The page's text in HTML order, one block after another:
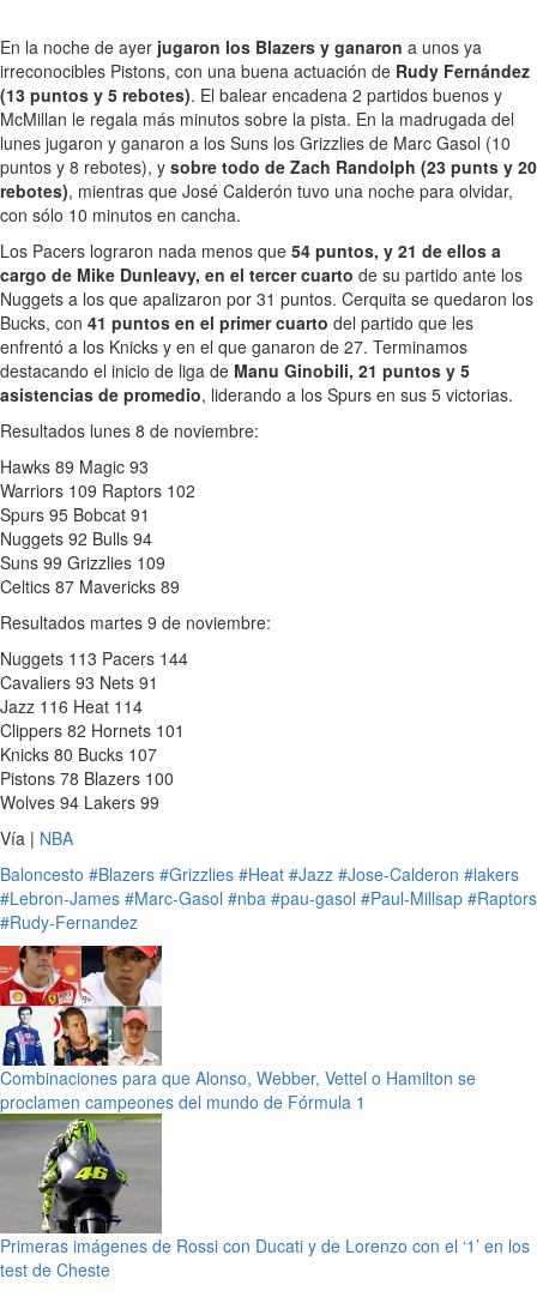
En la noche de ayer jugaron los Blazers y ganaron a unos ya
irreconocibles Pistons, con una buena actuación de Rudy Fernández
(13 puntos y 5 rebotes). El balear encadena 2 partidos buenos y
McMillan le regala más minutos sobre la pista. En la madrugada del
lunes jugaron y ganaron a los Suns los Grizzlies de Marc Gasol (10
puntos y 8 rebotes), y sobre todo de Zach Randolph (23 punts y 20
rebotes), mientras que José Calderón tuvo una noche para olvidar,
con sólo 10 minutos en cancha.
Los Pacers lograron nada menos que 54 puntos, y 21 de ellos a
cargo de Mike Dunleavy, en el tercer cuarto de su partido ante los
Nuggets a los que apalizaron por 31 puntos. Cerquita se quedaron los
Bucks, con 41 puntos en el primer cuarto del partido que les
enfrentó a los Knicks y en el que ganaron de 27. Terminamos
destacando el inicio de liga de Manu Ginobili, 21 puntos y 5
asistencias de promedio, liderando a los Spurs en sus 5 victorias.
Resultados lunes 8 de noviembre:
Hawks 89 Magic 93
Warriors 109 Raptors 102
Spurs 95 Bobcat 91
Nuggets 92 Bulls 94
Suns 99 Grizzlies 109
Celtics 87 Mavericks 89
Resultados martes 9 de noviembre:
Nuggets 113 Pacers 144
Cavaliers 93 Nets 91
Jazz 116 Heat 114
Clippers 82 Hornets 101
Knicks 80 Bucks 107
Pistons 78 Blazers 100
Wolves 94 Lakers 99
Vía | NBA
Baloncesto #Blazers #Grizzlies #Heat #Jazz #Jose-Calderon #lakers
#Lebron-James #Marc-Gasol #nba #pau-gasol #Paul-Millsap #Raptors
#Rudy-Fernandez
Combinaciones para que Alonso, Webber, Vettel o Hamilton se
proclamen campeones del mundo de Fórmula 1
Primeras imágenes de Rossi con Ducati y de Lorenzo con el ‘1’ en los
test de Cheste